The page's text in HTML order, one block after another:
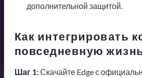
дополнительной защитой.
Как интегрировать
повседневную
Шаг 1:Скачайте Edge с